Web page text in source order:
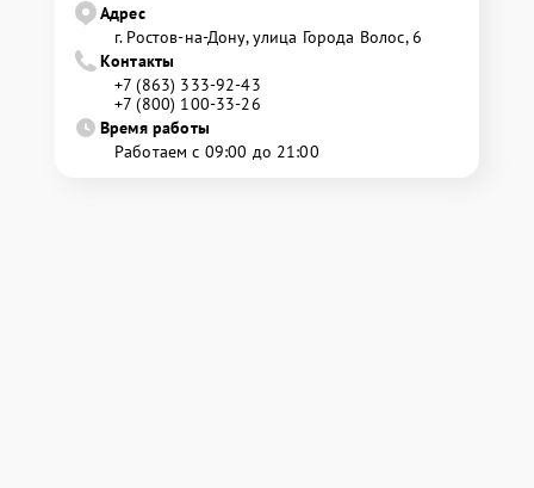
Адрес
г. Ростов-на-Дону, улица Города Волос, 6
Контакты
+7 (863) 333-92-43
+7 (800) 100-33-26
Время работы
Работаем с 09:00 до 21:00